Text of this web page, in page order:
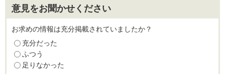
意見をお聞かせください
お求めの情報は充分掲載されていましたか？
充分だった
ふつう
足りなかった